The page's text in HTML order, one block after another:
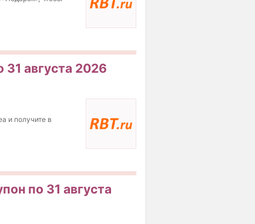
августа 2026
и получите в
по 31 августа